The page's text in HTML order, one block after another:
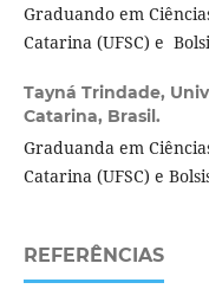
Graduando em
Catarina (UFSC) e
Tayná Trindade,
Catarina, Brasil.
Graduanda em
Catarina (UFSC) e
REFERÊNCIAS